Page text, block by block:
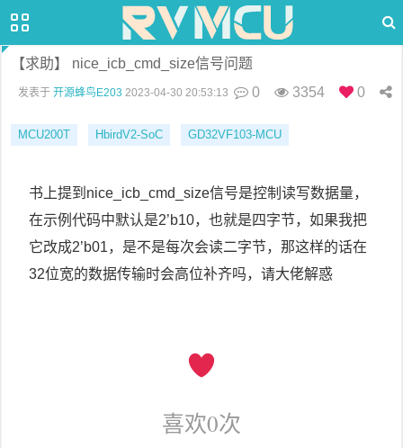
【求助】 nice_icb_cmd_size信号问题
发表于 开源蜂鸟E203 2023-04-30 20:53:13 0 3354 0
MCU200T HbirdV2-SoC GD32VF103-MCU
书上提到nice_icb_cmd_size信号是控制读写数据量，
在示例代码中默认是2’b10，也就是四字节，如果我把
它改成2’b01，是不是每次会读二字节，那这样的话在
32位宽的数据传输时会高位补齐吗，请大佬解惑
喜欢0次